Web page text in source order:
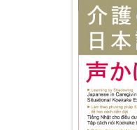
■会社員や大学生の自
■ひとりで勉強できま
■初級の勉強がおわっ
■自然な英語・中国語
■英語・中国語・韓国